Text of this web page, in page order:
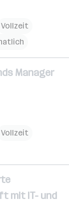
Vollzeit
Manager
Vollzeit
mit IT- und